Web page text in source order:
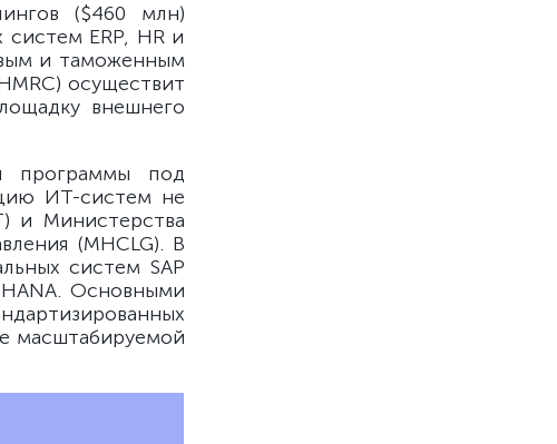
($460 млн)
ERP, HR и
и таможенным
осуществит
внешнего
программы под
ИТ-систем не
и Министерства
(MHCLG). В
систем SAP
Основными
масштабируемой